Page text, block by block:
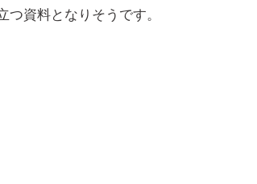
資料となりそうです。